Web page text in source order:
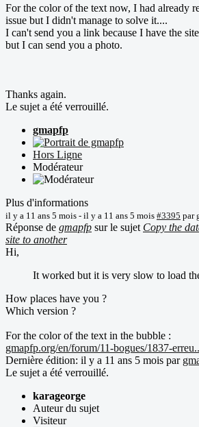
For the color of the text now, I had already
issue but I didn't manage to solve it....
I can't send you a link because I have the
but I can send you a photo.
Thanks again.
Le sujet a été verrouillé.
gmapfp
Hors Ligne
Modérateur
Plus d'informations
il y a 11 ans 5 mois - il y a 11 ans 5 mois #3395 par
Réponse de gmapfp sur le sujet Copy the
site to another
Hi,
It worked but it is very slow to load
How places have you ?
Which version ?
For the color of the text in the bubble :
gmapfp.org/en/forum/11-bogues/1837-
Dernière édition: il y a 11 ans 5 mois par
Le sujet a été verrouillé.
karageorge
Auteur du sujet
Visiteur